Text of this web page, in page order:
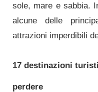
sole, mare e sabbia.
alcune delle
attrazioni imperdibili
17 destinazioni
perdere